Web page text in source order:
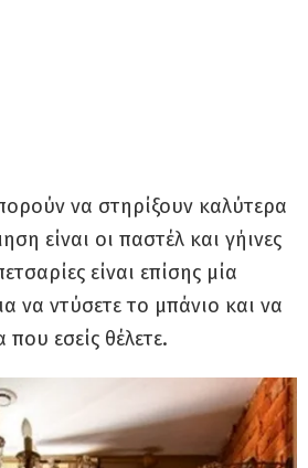
να στηρίξουν καλύτερα
είναι οι παστέλ και γήινες
είναι επίσης μία
να ντύσετε το μπάνιο και να
που εσείς θέλετε.